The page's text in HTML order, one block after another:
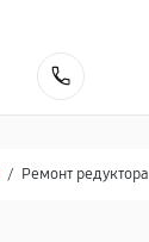
/ Ремонт редуктора